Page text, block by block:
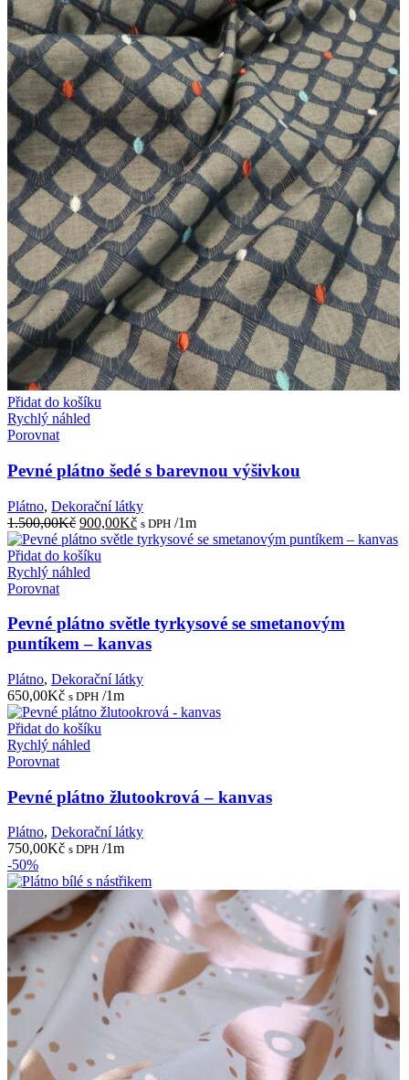
Přidat do košíku
Rychlý náhled
Porovnat
Pevné plátno šedé s barevnou výšivkou
Plátno, Dekorační látky
1.500,00Kč Původní
cena
byla:
1.500,00Kč.
900,00KčAktuální
cena
s DPH /1m
Přidat do košíku
Rychlý náhled
Porovnat
Pevné plátno světle tyrkysové se smetanovým
puntíkem – kanvas
Plátno, Dekorační látky
650,00Kč s DPH /1m
Přidat do košíku
Rychlý náhled
Porovnat
Pevné plátno žlutookrová – kanvas
Plátno, Dekorační látky
750,00Kč s DPH /1m
-50%